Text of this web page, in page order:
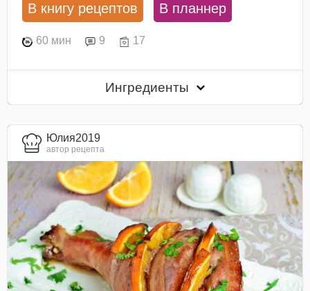
В книгу рецептов В планнер
60 мин 9 17
Ингредиенты
Юлия2019
автор рецепта